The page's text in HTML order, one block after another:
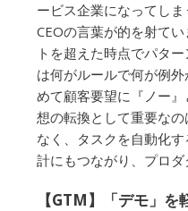
ービス企業になってし
CEOの言葉が的を射て
トを超えた時点でパタ
は何がルールで何が例
めて顧客要望に『ノー
想の転換として重要な
なく、タスクを自動化
計にもつながり、プロダ
【GTM】「デモ」